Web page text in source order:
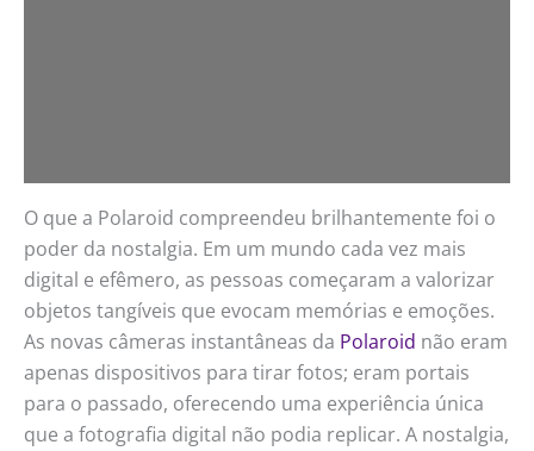
O que a Polaroid compreendeu brilhantemente foi o
poder da nostalgia. Em um mundo cada vez mais
digital e efêmero, as pessoas começaram a valorizar
objetos tangíveis que evocam memórias e emoções.
As novas câmeras instantâneas da Polaroid não eram
apenas dispositivos para tirar fotos; eram portais
para o passado, oferecendo uma experiência única
que a fotografia digital não podia replicar. A nostalgia,